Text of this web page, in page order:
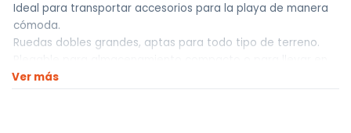
Ideal para transportar accesorios para la playa de manera
cómoda.
Ruedas dobles grandes, aptas para todo tipo de terreno.
el baúl del auto.
Manillar ajustable en altura para mayor comodidad.
Ver más